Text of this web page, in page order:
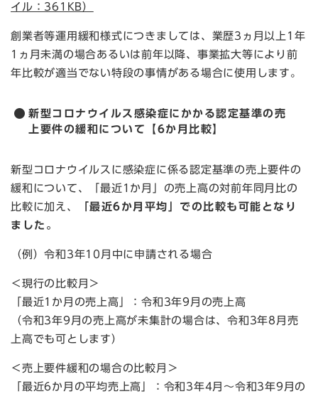
イル：361KB）
創業者等運用緩和様式につきましては、業歴3ヵ月以上1年
1ヵ月未満の場合あるいは前年以降、事業拡大等により前
年比較が適当でない特段の事情がある場合に使用します。
新型コロナウイルス感染症にかかる認定基準の売
上要件の緩和について【6か月比較】
新型コロナウイルスに感染症に係る認定基準の売上要件の
緩和について、「最近1か月」の売上高の対前年同月比の
比較に加え、
「最近6か月平均」での比較も可能となり
ました。
（例）令和3年10月中に申請される場合
＜現行の比較月＞
「最近1か月の売上高」：令和3年9月の売上高
（令和3年9月の売上高が未集計の場合は、令和3年8月売
上高でも可とします）
＜売上要件緩和の場合の比較月＞
「最近6か月の平均売上高」：令和3年4月～令和3年9月の